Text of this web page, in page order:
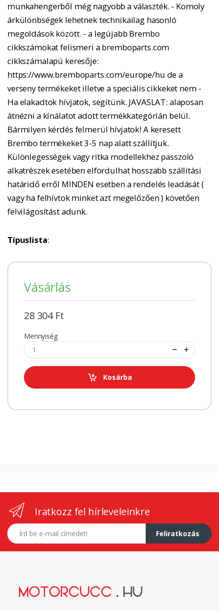
munkahengerből még nagyobb a választék. - Komoly
árkülönbségek lehetnek technikailag hasonló
megoldások között. - a legújabb Brembo
cikkszámokat felismeri a bremboparts.com
cikkszámalapú keresője:
https://www.bremboparts.com/europe/hu de a
verseny termékeket illetve a speciális cikkeket nem -
Ha elakadtok hívjatok, segítünk. JAVASLAT: alaposan
átnézni a kínálatot adott termékkategórián belül.
Bármilyen kérdés felmerül hívjatok! A keresett
Brembo termékeket 3-5 nap alatt szállítjuk.
Különlegességek vagy ritka modellekhez passzoló
alkatrészek esetében elfordulhat hosszabb szállítási
határidő erről MINDEN esetben a rendelés leadását (
vagy ha felhívtok minket azt megelőzően ) követően
felvilágosítást adunk.
Típuslista:
Vásárlás
28 304 Ft
Mennyiség
Kosárba
Iratkozz fel hírleveleinkre
E-mail címed
Feliratkozás